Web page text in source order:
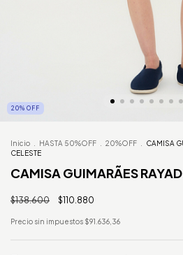
20% OFF
Inicio HASTA 50%OFF 20%OFF
CAMISA
CELESTE
CAMISA GUIMARÃES
$138.600 $110.880
Precio sin impuestos $91.636,36